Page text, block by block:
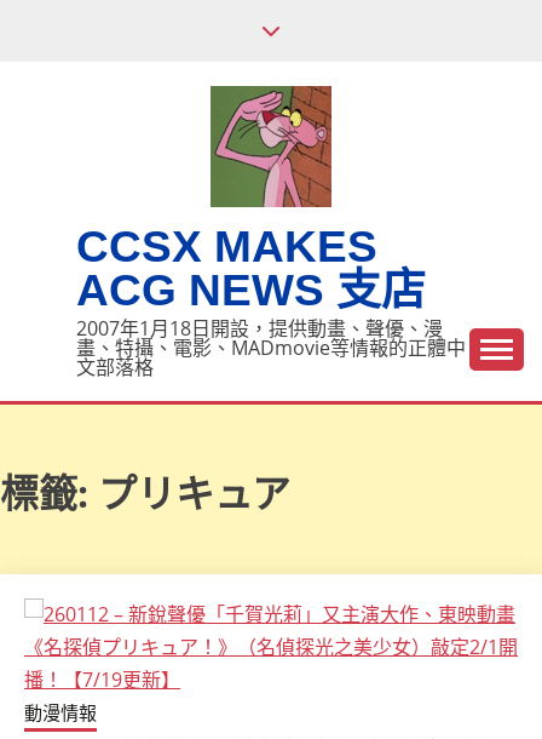
CCSX MAKES
ACG NEWS 支店
2007年1月18日開設，提供動畫、聲優、漫
畫、特攝、電影、MADmovie等情報的正體中
文部落格
標籤: プリキュア
動漫情報